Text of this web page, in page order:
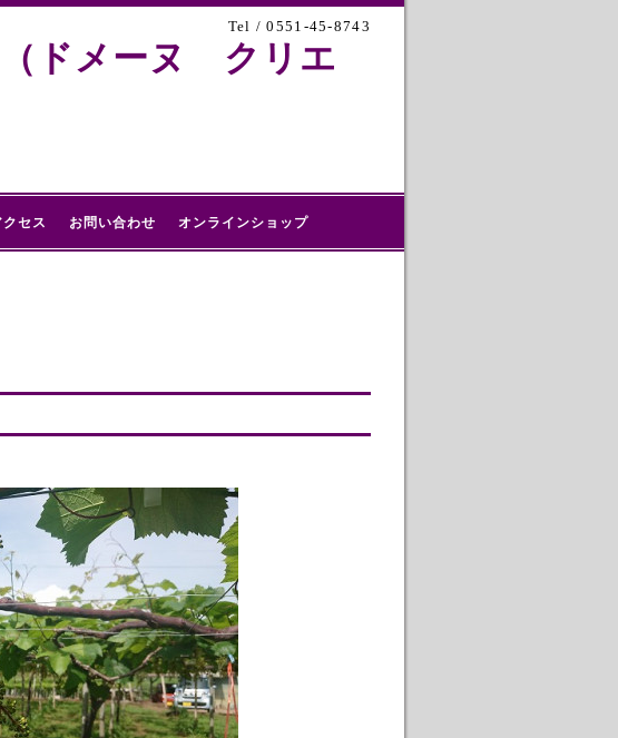
Tel / 0551-45-8743
メーヌ クリエ
クセス お問い合わせ オンラインショップ